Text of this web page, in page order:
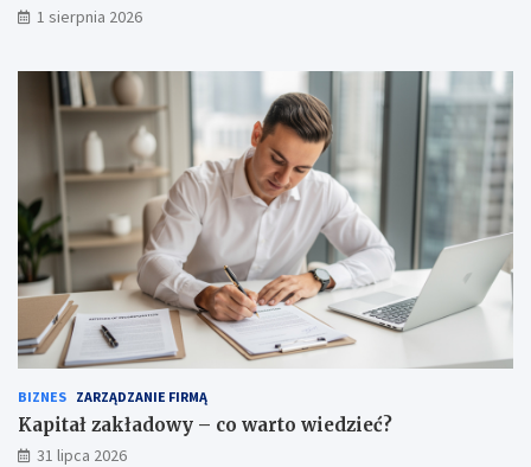
1 sierpnia 2026
BIZNES ZARZĄDZANIE FIRMĄ
Kapitał zakładowy – co warto wiedzieć?
31 lipca 2026